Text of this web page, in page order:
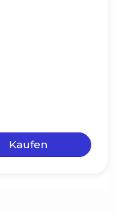
Kaufen